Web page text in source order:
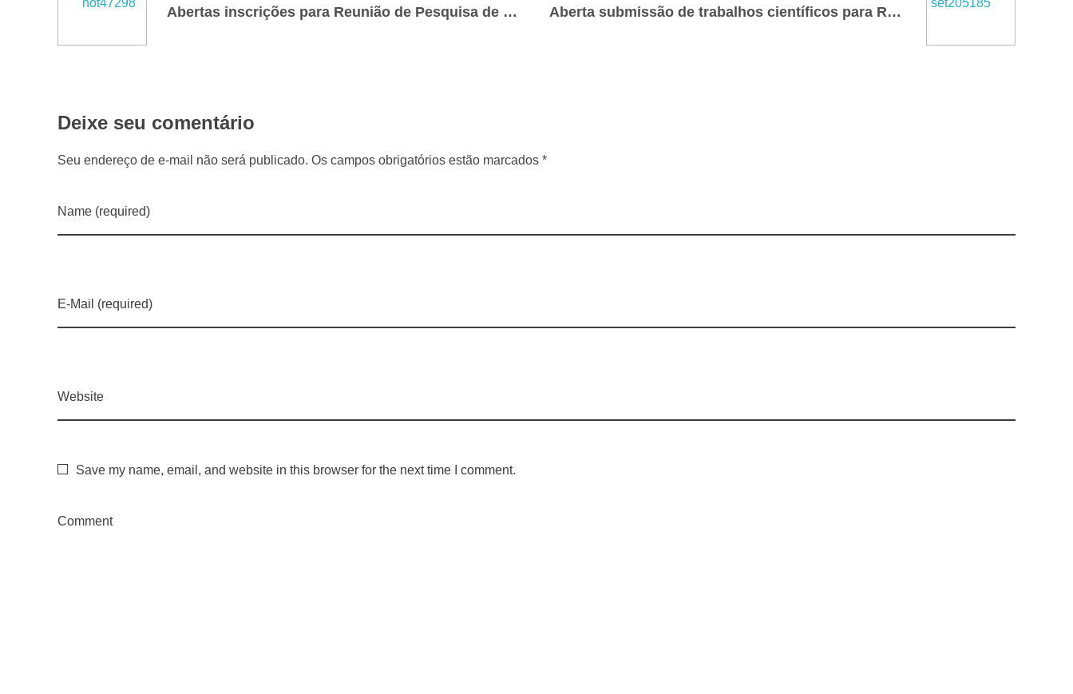
a
o
a
a
Abertas inscrições para Reunião de Pesquisa de Soja Aberta submissão de trabalhos científicos para Reunião de Pesquisa de Soja
Deixe seu comentário
Seu endereço de e-mail não será publicado. Os campos obrigatórios estão marcados *
Name (required)
E-Mail (required)
Website
Save my name, email, and website in this browser for the next time I comment.
Comment